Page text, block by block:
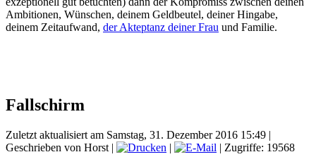
Ambitionen, Wünschen, deinem Geldbeutel, deiner Hingabe,
deinem Zeitaufwand, der Akteptanz deiner Frau und Familie.
Fallschirm
Zuletzt aktualisiert am Samstag, 31. Dezember 2016 15:49 |
Geschrieben von Horst | |
| Zugriffe: 19568